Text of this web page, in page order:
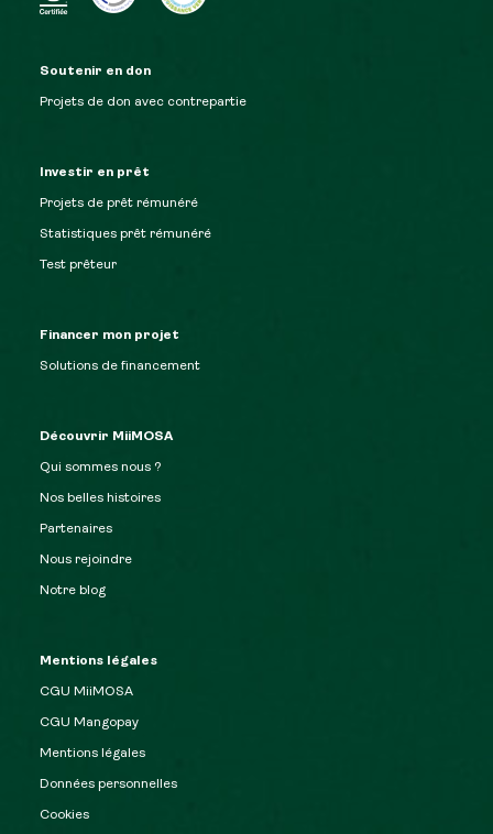
Soutenir en don
Projets de don avec contrepartie
Investir en prêt
Projets de prêt rémunéré
Statistiques prêt rémunéré
Test prêteur
Financer mon projet
Solutions de financement
Découvrir MiiMOSA
Qui sommes nous ?
Nos belles histoires
Partenaires
Nous rejoindre
Notre blog
Mentions légales
CGU MiiMOSA
CGU Mangopay
Mentions légales
Données personnelles
Cookies